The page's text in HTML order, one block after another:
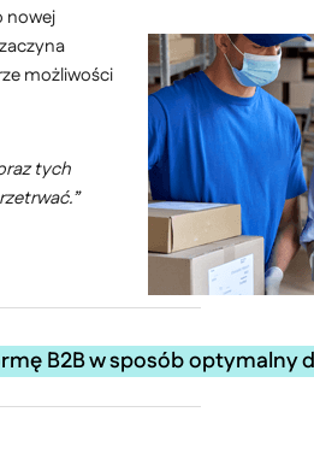
nowej
możliwości
tych
B2B w sposób optymalny